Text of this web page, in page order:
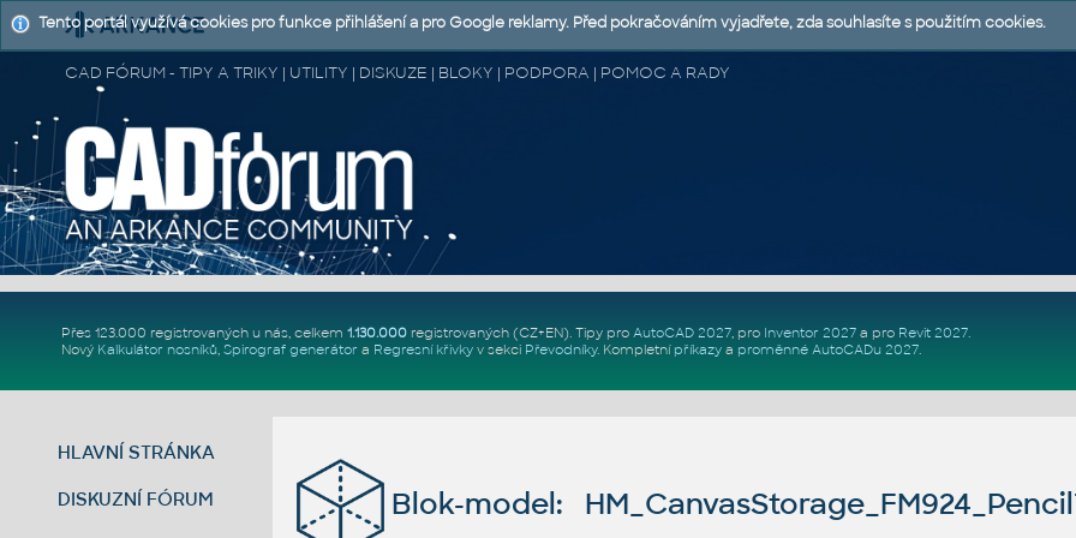
CAD FÓRUM - TIPY A TRIKY | UTILITY | DISKUZE | BLOKY | PODPORA | POMOC A RADY
Přes 123.000 registrovaných u nás, celkem 1.130.000registrovaných (CZ+EN). Tipy pro AutoCAD 2027, pro Inventor 2027a pro Revit 2027.
Nový Kalkulátor nosníků, Spirograf generátor a Regresní křivkyv sekci Převodníky. Kompletní příkazya proměnné AutoCADu 2027.
HLAVNÍ STRÁNKA
DISKUZNÍ FÓRUM Blok-model:
Tento portál využívá cookies pro funkce přihlášení a pro Google reklamy. Před pokračováním vyjadřete, zda souhlasíte s použitím cookies.